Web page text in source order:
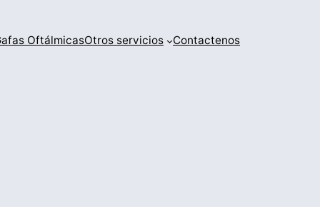
OftálmicasOtros servicios Contactenos